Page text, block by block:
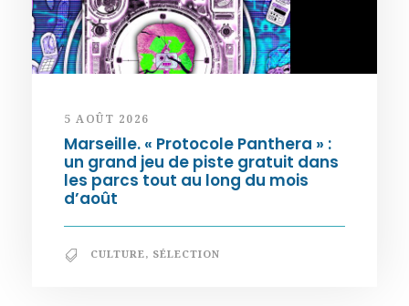
5 AOÛT 2026
Marseille. « Protocole Panthera » :
un grand jeu de piste gratuit dans
les parcs tout au long du mois
d’août
CULTURE, SÉLECTION